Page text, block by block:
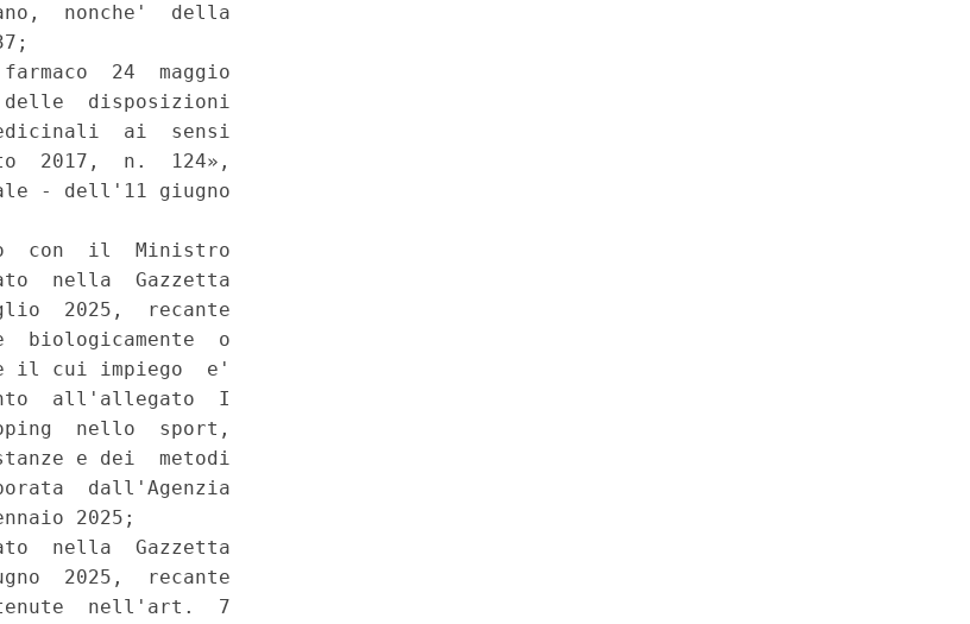
nonche'  della
24  maggio
disposizioni
ai  sensi
2017,  n.  124»,
- dell'11 giugno
con  il  Ministro
nella  Gazzetta
2025,  recante
biologicamente  o
il cui impiego  e'
all'allegato  I
nello  sport,
e dei  metodi
dall'Agenzia
2025;
nella  Gazzetta
2025,  recante
nell'art.  7